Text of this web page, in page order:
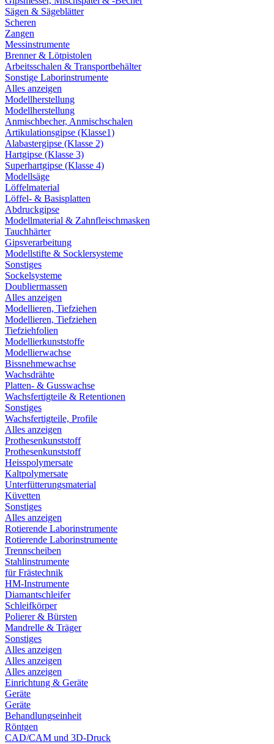
Sägen & Sägeblätter
Scheren
Zangen
Messinstrumente
Brenner & Lötpistolen
Arbeitsschalen & Transportbehälter
Sonstige Laborinstrumente
Alles anzeigen
Modellherstellung
Modellherstellung
Anmischbecher, Anmischschalen
Artikulationsgipse (Klasse1)
Alabastergipse (Klasse 2)
Hartgipse (Klasse 3)
Superhartgipse (Klasse 4)
Modellsäge
Löffelmaterial
Löffel- & Basisplatten
Abdruckgipse
Modellmaterial & Zahnfleischmasken
Tauchhärter
Gipsverarbeitung
Modellstifte & Socklersysteme
Sonstiges
Sockelsysteme
Doubliermassen
Alles anzeigen
Modellieren, Tiefziehen
Modellieren, Tiefziehen
Tiefziehfolien
Modellierkunststoffe
Modellierwachse
Bissnehmewachse
Wachsdrähte
Platten- & Gusswachse
Wachsfertigteile & Retentionen
Sonstiges
Wachsfertigteile, Profile
Alles anzeigen
Prothesenkunststoff
Prothesenkunststoff
Heisspolymersate
Kaltpolymersate
Unterfütterungsmaterial
Küvetten
Sonstiges
Alles anzeigen
Rotierende Laborinstrumente
Rotierende Laborinstrumente
Trennscheiben
Stahlinstrumente
für Frästechnik
HM-Instrumente
Diamantschleifer
Schleifkörper
Polierer & Bürsten
Mandrelle & Träger
Sonstiges
Alles anzeigen
Alles anzeigen
Alles anzeigen
Einrichtung & Geräte
Geräte
Geräte
Behandlungseinheit
Röntgen
CAD/CAM und 3D-Druck